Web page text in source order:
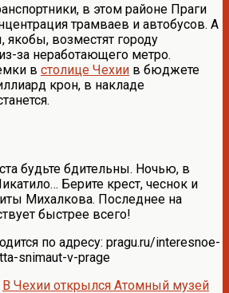
в этом районе Праги
трамваев и автобусов. А
возместят городу
за неработающего метро.
в столице Чехии в бюджете
крон, в накладе
будьте бдительны. Ночью, в
Берите крест, чеснок и
Михалкова. Последнее на
быстрее всего!
по адресу: pragu.ru/interesnoe-
snimaut-v-prage
В Чехии открылся Атомный музей